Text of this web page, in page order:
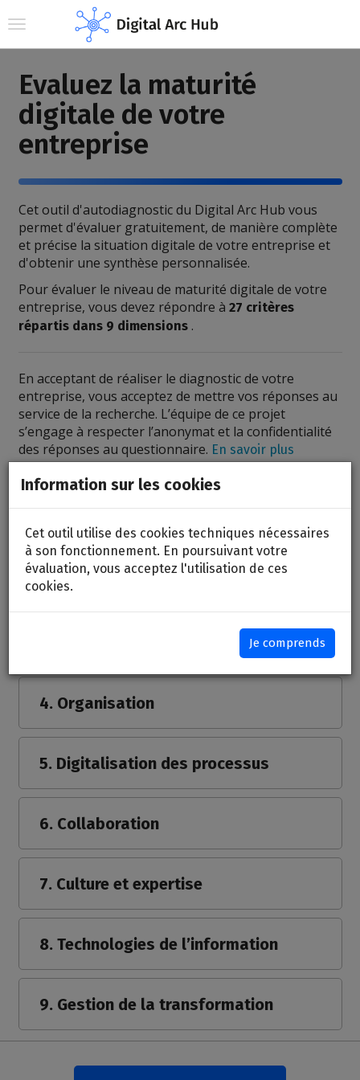
Toggle navigation
Evaluez la maturité
digitale de votre
entreprise
Cet outil d'autodiagnostic du Digital Arc Hub vous
permet d'évaluer gratuitement, de manière complète
et précise la situation digitale de votre entreprise et
d'obtenir une synthèse personnalisée.
Pour évaluer le niveau de maturité digitale de votre
entreprise, vous devez répondre à 27 critères
répartis dans 9 dimensions.
En acceptant de réaliser le diagnostic de votre
entreprise, vous acceptez de mettre vos réponses au
service de la recherche. L’équipe de ce projet
s’engage à respecter l’anonymat et la confidentialité
des réponses au questionnaire. En savoir plus
1. Expérience client
2. Innovation des produits et des
services
4. Organisation
5. Digitalisation des processus
6. Collaboration
7. Culture et expertise
8. Technologies de l’information
9. Gestion de la transformation
Information sur les cookies
Cet outil utilise des cookies techniques nécessaires
à son fonctionnement. En poursuivant votre
évaluation, vous acceptez l'utilisation de ces
cookies.
Je comprends